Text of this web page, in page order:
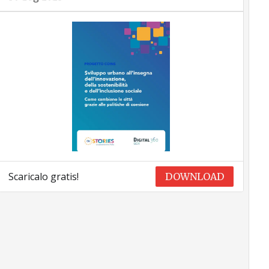
Scaricalo gratis! DOWNLOAD